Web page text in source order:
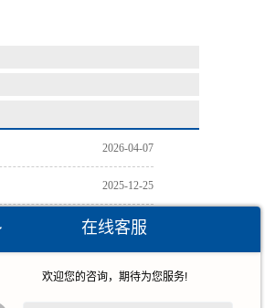
2026-04-07
2025-12-25
在线客服
欢迎您的咨询，期待为您服务!